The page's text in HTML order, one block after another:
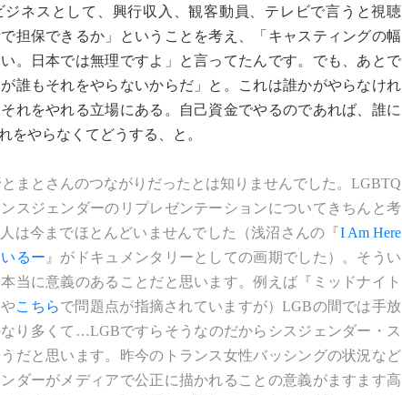
ジネスとして、興行収入、観客動員、テレビで言うと視聴
担保できるか」ということを考え、「キャスティングの幅
。日本では無理ですよ」と言ってたんです。でも、あとで
誰もそれをやらないからだ」と。これは誰かがやらなけれ
れをやれる立場にある。自己資金でやるのであれば、誰に
をやらなくてどうする、と。
まとさんのつながりだったとは知りませんでした。LGBTQ
スジェンダーのリプレゼンテーションについてきちんと考
は今までほとんどいませんでした（浅沼さんの『I Am Here
るー 』がドキュメンタリーとしての画期でした）。そうい
当に意義のあることだと思います。例えば『ミッドナイト
やこちらで問題点が指摘されていますが）LGBの間では手放
り多くて…LGBですらそうなのだからシスジェンダー・ス
だと思います。昨今のトランス女性バッシングの状況など
ダーがメディアで公正に描かれることの意義がますます高